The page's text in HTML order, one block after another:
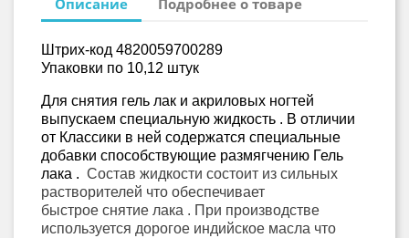
Штрих-код 4820059700289
Упаковки по 10,12 штук
Для снятия гель лак и акриловых ногтей
выпускаем специальную жидкость . В отличии
от Классики в ней содержатся специальные
добавки способствующие размягчению Гель
лака . Состав жидкости состоит из сильных
растворителей что обеспечивает
быстрое снятие лака . При производстве
используется дорогое индийское масла что